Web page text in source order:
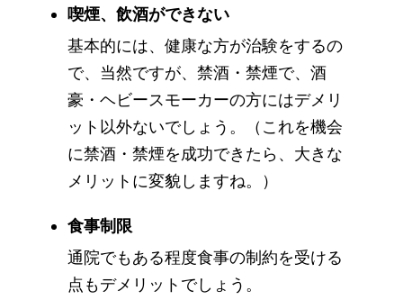
喫煙、飲酒ができない
基本的には、健康な方が治験をするの
で、当然ですが、禁酒・禁煙で、酒
豪・ヘビースモーカーの方にはデメリ
ット以外ないでしょう。（これを機会
に禁酒・禁煙を成功できたら、大きな
メリットに変貌しますね。）
食事制限
通院でもある程度食事の制約を受ける
点もデメリットでしょう。